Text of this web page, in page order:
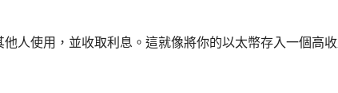
人使用，並收取利息。這就像將你的以太幣存入一個高